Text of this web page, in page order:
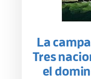
La
Tres
el